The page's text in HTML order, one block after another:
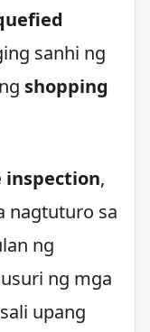
sanhi ng
shopping
inspection,
nagtuturo sa
ng
ng mga
upang